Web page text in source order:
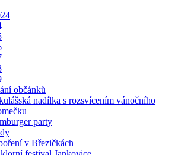
občánků
nadílka s rozsvícením vánočního
party
v Březičkách